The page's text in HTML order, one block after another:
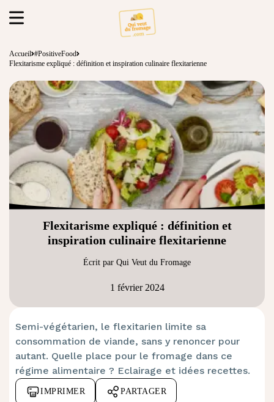
Accueil #PositiveFood
Flexitarisme expliqué : définition et inspiration culinaire flexitarienne
Flexitarisme expliqué : définition et
inspiration culinaire flexitarienne
Écrit par Qui Veut du Fromage
1 février 2024
Semi-végétarien, le flexitarien limite sa
consommation de viande, sans y renoncer pour
autant. Quelle place pour le fromage dans ce
régime alimentaire ? Eclairage et idées recettes.
IMPRIMER PARTAGER